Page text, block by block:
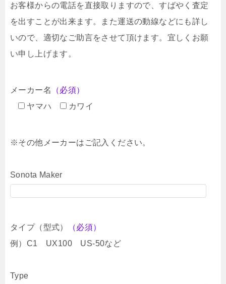
お客様からの電話を直接取りますので、すばやく査定
を出すことが出来ます。また運送の動線などにも詳し
いので、適切なご助言をさせて頂けます。宜しくお願
い申し上げます。
メーカー名
（必須）
ヤマハ
カワイ
※その他メーカーはご記入ください。
Sonota Maker
タイプ（型式）
（必須）
例）C1 UX100 US-50など
Type